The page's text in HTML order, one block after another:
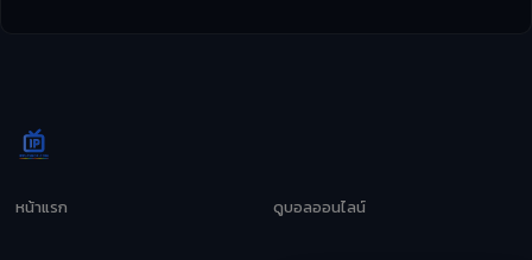
หน้าแรก ดูบอลออนไลน์